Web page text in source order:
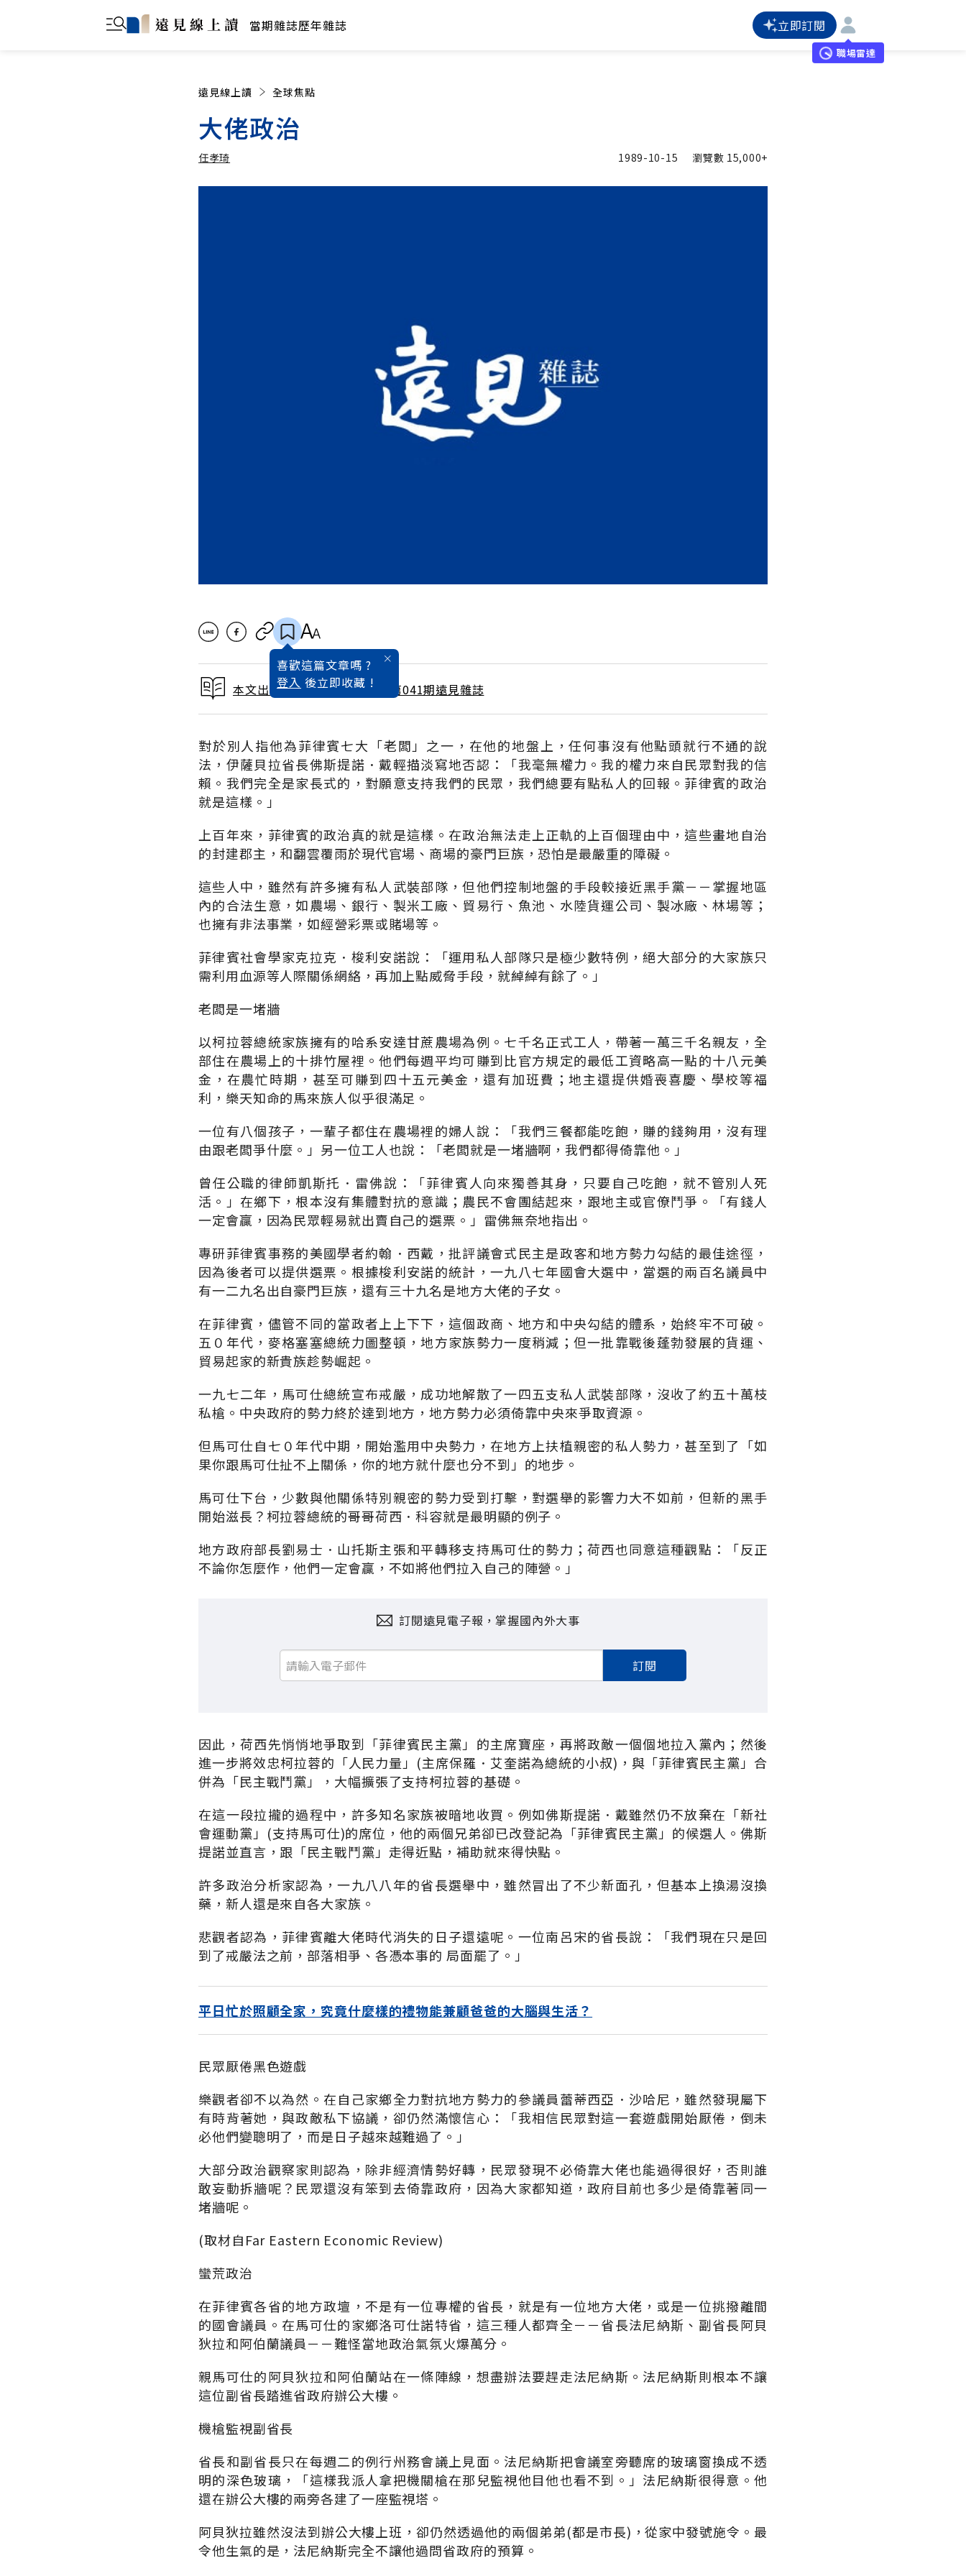
當期雜誌歷年雜誌 立即訂閱
職場雷達
遠見線上讀 全球焦點
大佬政治
任孝琦 1989-10-15 瀏覽數 15,000+
喜歡這篇文章嗎 ?
登入 後立即收藏 !
本文出自 1989 / 11月號雜誌 第041期遠見雜誌
對於別人指他為菲律賓七大「老闆」之一，在他的地盤上，任何事沒有他點頭就行不通的說
法，伊薩貝拉省長佛斯提諾．戴輕描淡寫地否認：「我毫無權力。我的權力來自民眾對我的信
賴。我們完全是家長式的，對願意支持我們的民眾，我們總要有點私人的回報。菲律賓的政治
就是這樣。」
上百年來，菲律賓的政治真的就是這樣。在政治無法走上正軌的上百個理由中，這些畫地自治
的封建郡主，和翻雲覆雨於現代官場、商場的豪門巨族，恐怕是最嚴重的障礙。
這些人中，雖然有許多擁有私人武裝部隊，但他們控制地盤的手段較接近黑手黨－－掌握地區
內的合法生意，如農場、銀行、製米工廠、貿易行、魚池、水陸貨運公司、製冰廠、林場等；
也擁有非法事業，如經營彩票或賭場等。
菲律賓社會學家克拉克．梭利安諾說：「運用私人部隊只是極少數特例，絕大部分的大家族只
需利用血源等人際關係網絡，再加上點威脅手段，就綽綽有餘了。」
老闆是一堵牆
以柯拉蓉總統家族擁有的哈系安達甘蔗農場為例。七千名正式工人，帶著一萬三千名親友，全
部住在農場上的十排竹屋裡。他們每週平均可賺到比官方規定的最低工資略高一點的十八元美
金，在農忙時期，甚至可賺到四十五元美金，還有加班費；地主還提供婚喪喜慶、學校等福
利，樂天知命的馬來族人似乎很滿足。
一位有八個孩子，一輩子都住在農場裡的婦人說：「我們三餐都能吃飽，賺的錢夠用，沒有理
由跟老闆爭什麼。」另一位工人也說：「老闆就是一堵牆啊，我們都得倚靠他。」
曾任公職的律師凱斯托．雷佛說：「菲律賓人向來獨善其身，只要自己吃飽，就不管別人死
活。」在鄉下，根本沒有集體對抗的意識；農民不會團結起來，跟地主或官僚鬥爭。「有錢人
一定會贏，因為民眾輕易就出賣自己的選票。」雷佛無奈地指出。
專研菲律賓事務的美國學者約翰．西戴，批評議會式民主是政客和地方勢力勾結的最佳途徑，
因為後者可以提供選票。根據梭利安諾的統計，一九八七年國會大選中，當選的兩百名議員中
有一二九名出自豪門巨族，還有三十九名是地方大佬的子女。
在菲律賓，儘管不同的當政者上上下下，這個政商、地方和中央勾結的體系，始終牢不可破。
五０年代，麥格塞塞總統力圖整頓，地方家族勢力一度稍減；但一批靠戰後蓬勃發展的貨運、
貿易起家的新貴族趁勢崛起。
一九七二年，馬可仕總統宣布戒嚴，成功地解散了一四五支私人武裝部隊，沒收了約五十萬枝
私槍。中央政府的勢力終於達到地方，地方勢力必須倚靠中央來爭取資源。
但馬可仕自七０年代中期，開始濫用中央勢力，在地方上扶植親密的私人勢力，甚至到了「如
果你跟馬可仕扯不上關係，你的地方就什麼也分不到」的地步。
馬可仕下台，少數與他關係特別親密的勢力受到打擊，對選舉的影響力大不如前，但新的黑手
開始滋長？柯拉蓉總統的哥哥荷西．科容就是最明顯的例子。
地方政府部長劉易士．山托斯主張和平轉移支持馬可仕的勢力；荷西也同意這種觀點：「反正
不論你怎麼作，他們一定會贏，不如將他們拉入自己的陣營。」
訂閱遠見電子報，掌握國內外大事
訂閱
因此，荷西先悄悄地爭取到「菲律賓民主黨」的主席寶座，再將政敵一個個地拉入黨內；然後
進一步將效忠柯拉蓉的「人民力量」(主席保羅．艾奎諾為總統的小叔)，與「菲律賓民主黨」合
併為「民主戰鬥黨」，大幅擴張了支持柯拉蓉的基礎。
在這一段拉攏的過程中，許多知名家族被暗地收買。例如佛斯提諾．戴雖然仍不放棄在「新社
會運動黨」(支持馬可仕)的席位，他的兩個兄弟卻已改登記為「菲律賓民主黨」的候選人。佛斯
提諾並直言，跟「民主戰鬥黨」走得近點，補助就來得快點。
許多政治分析家認為，一九八八年的省長選舉中，雖然冒出了不少新面孔，但基本上換湯沒換
藥，新人還是來自各大家族。
悲觀者認為，菲律賓離大佬時代消失的日子還遠呢。一位南呂宋的省長說：「我們現在只是回
到了戒嚴法之前，部落相爭、各憑本事的 局面罷了。」
平日忙於照顧全家，究竟什麼樣的禮物能兼顧爸爸的大腦與生活？
民眾厭倦黑色遊戲
樂觀者卻不以為然。在自己家鄉全力對抗地方勢力的參議員蕾蒂西亞．沙哈尼，雖然發現屬下
有時背著她，與政敵私下協議，卻仍然滿懷信心：「我相信民眾對這一套遊戲開始厭倦，倒未
必他們變聰明了，而是日子越來越難過了。」
大部分政治觀察家則認為，除非經濟情勢好轉，民眾發現不必倚靠大佬也能過得很好，否則誰
敢妄動拆牆呢？民眾還沒有笨到去倚靠政府，因為大家都知道，政府目前也多少是倚靠著同一
堵牆呢。
(取材自Far Eastern Economic Review)
蠻荒政治
在菲律賓各省的地方政壇，不是有一位專權的省長，就是有一位地方大佬，或是一位挑撥離間
的國會議員。在馬可仕的家鄉洛可仕諾特省，這三種人都齊全－－省長法尼納斯、副省長阿貝
狄拉和阿伯蘭議員－－難怪當地政治氣氛火爆萬分。
親馬可仕的阿貝狄拉和阿伯蘭站在一條陣線，想盡辦法要趕走法尼納斯。法尼納斯則根本不讓
這位副省長踏進省政府辦公大樓。
機槍監視副省長
省長和副省長只在每週二的例行州務會議上見面。法尼納斯把會議室旁聽席的玻璃窗換成不透
明的深色玻璃，「這樣我派人拿把機關槍在那兒監視他目他也看不到。」法尼納斯很得意。他
還在辦公大樓的兩旁各建了一座監視塔。
阿貝狄拉雖然沒法到辦公大樓上班，卻仍然透過他的兩個弟弟(都是市長)，從家中發號施令。最
令他生氣的是，法尼納斯完全不讓他過問省政府的預算。